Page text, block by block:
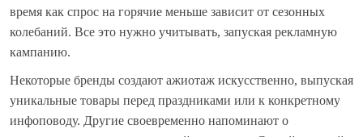
время как спрос на горячие меньше зависит от сезонных
колебаний. Все это нужно учитывать, запуская рекламную
кампанию.
Некоторые бренды создают ажиотаж искусственно, выпуская
уникальные товары перед праздниками или к конкретному
инфоповоду. Другие своевременно напоминают о